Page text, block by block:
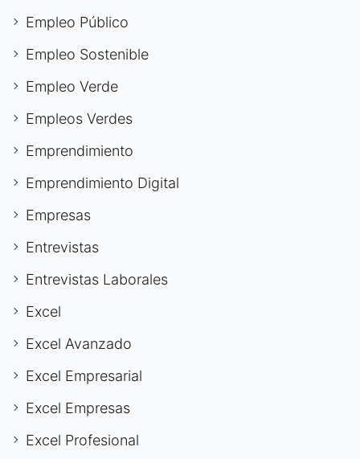
Empleo Público
Empleo Sostenible
Empleo Verde
Empleos Verdes
Emprendimiento
Emprendimiento Digital
Empresas
Entrevistas
Entrevistas Laborales
Excel
Excel Avanzado
Excel Empresarial
Excel Empresas
Excel Profesional